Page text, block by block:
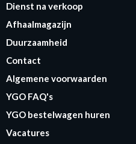
Dienst na verkoop
Afhaalmagazijn
Duurzaamheid
Contact
Algemene voorwaarden
YGO FAQ's
YGO bestelwagen huren
Vacatures